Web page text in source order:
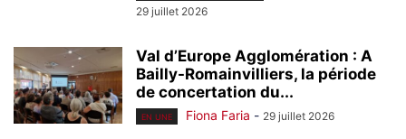
29 juillet 2026
Val d’Europe Agglomération : A
Bailly-Romainvilliers, la période
de concertation du...
EN UNE Fiona Faria - 29 juillet 2026